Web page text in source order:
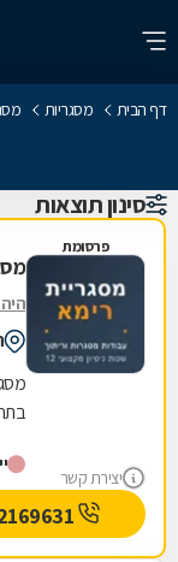
דף הבית מסגריות
סינון תוצאות
פרסומת
יצירת קשר